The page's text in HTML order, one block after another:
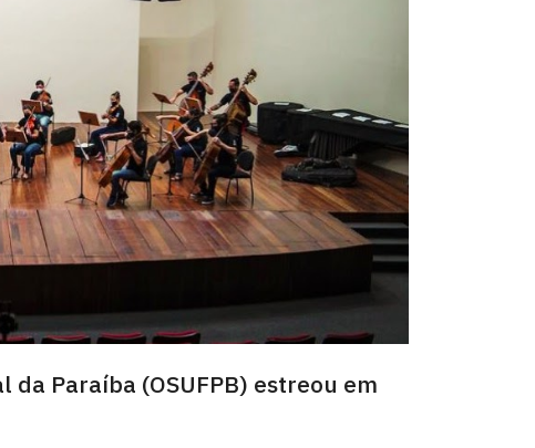
Paraíba (OSUFPB) estreou em